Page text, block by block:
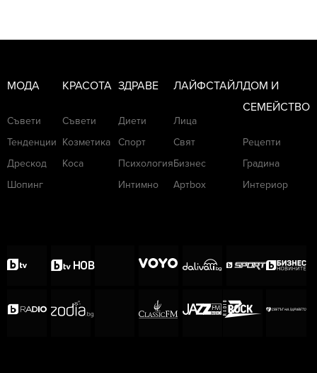
МОДА
Съвети
Тенденции
Дрескод
Шопинг
КРАСОТА
Съвети
Козметика
Коса
ЗДРАВЕ
Диети
Спорт
Психология
Интимно
ЛАЙФСТАЙЛ
Лица
Свят
Бизнес
Артbox
ДОМ И
СЕМЕЙСТВО
Рецепти
Градина
Интериор